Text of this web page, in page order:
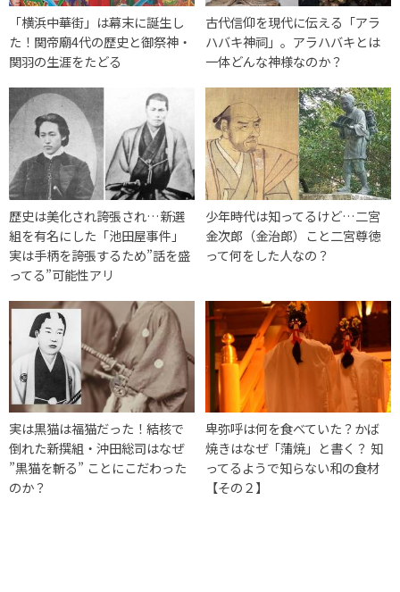
「横浜中華街」は幕末に誕生し
た！関帝廟4代の歴史と御祭神・
関羽の生涯をたどる
古代信仰を現代に伝える「アラ
ハバキ神祠」。アラハバキとは
一体どんな神様なのか？
歴史は美化され誇張され…新選
組を有名にした「池田屋事件」
実は手柄を誇張するため”話を盛
ってる”可能性アリ
少年時代は知ってるけど…二宮
金次郎（金治郎）こと二宮尊徳
って何をした人なの？
実は黒猫は福猫だった！結核で
倒れた新撰組・沖田総司はなぜ
”黒猫を斬る” ことにこだわった
のか？
卑弥呼は何を食べていた？かば
焼きはなぜ「蒲焼」と書く？ 知
ってるようで知らない和の食材
【その２】